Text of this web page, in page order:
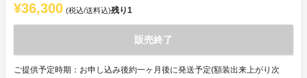
¥36,300 (税込/送料込)残り1
販売終了
ご提供予定時期：お申し込み後約一ヶ月後に発送予定(額装出来上がり次